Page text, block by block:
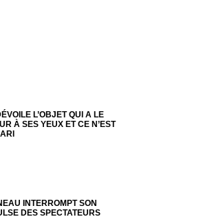
L’OBJET QUI A LE
À SES YEUX ET CE N’EST
INTERROMPT SON
DES SPECTATEURS